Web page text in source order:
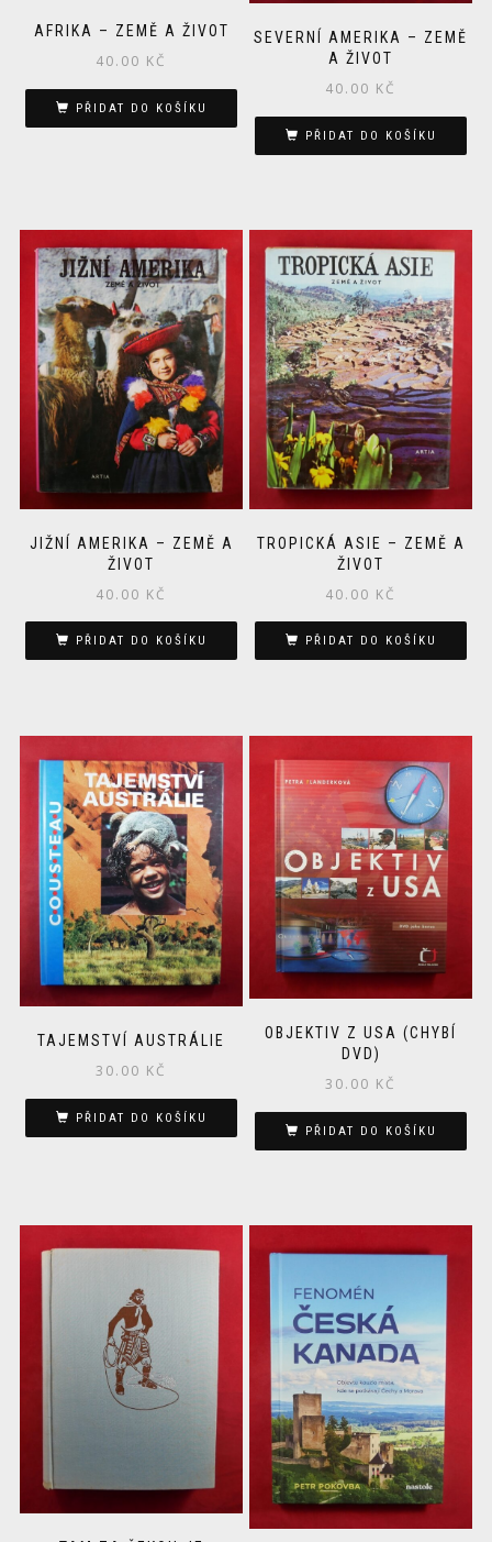
AFRIKA – ZEMĚ A ŽIVOT
40.00 KČ
PŘIDAT DO KOŠÍKU
SEVERNÍ AMERIKA – ZEMĚ
A ŽIVOT
40.00 KČ
PŘIDAT DO KOŠÍKU
JIŽNÍ AMERIKA – ZEMĚ A
ŽIVOT
40.00 KČ
PŘIDAT DO KOŠÍKU
TROPICKÁ ASIE – ZEMĚ A
ŽIVOT
40.00 KČ
PŘIDAT DO KOŠÍKU
TAJEMSTVÍ AUSTRÁLIE
30.00 KČ
PŘIDAT DO KOŠÍKU
OBJEKTIV Z USA (CHYBÍ
DVD)
30.00 KČ
PŘIDAT DO KOŠÍKU